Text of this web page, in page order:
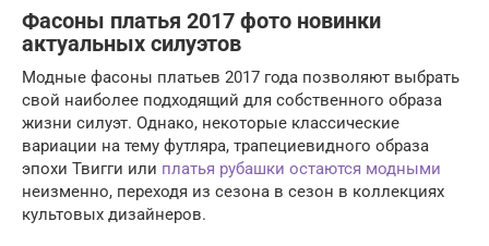
Фасоны платья 2017 фото новинки
актуальных силуэтов
Модные фасоны платьев 2017 года позволяют выбрать
свой наиболее подходящий для собственного образа
жизни силуэт. Однако, некоторые классические
вариации на тему футляра, трапециевидного образа
эпохи Твигги или платья рубашки остаются модными
неизменно, переходя из сезона в сезон в коллекциях
культовых дизайнеров.